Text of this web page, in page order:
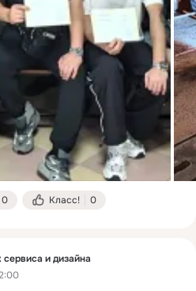
0 Класс! 0
и дизайна